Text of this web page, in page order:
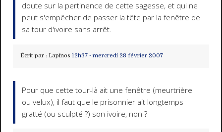
doute sur la pertinence de cette sagesse, et qui ne
peut s'empêcher de passer la tête par la fenêtre de
sa tour d'ivoire sans arrêt.
Écrit par : Lapinos 12h37- mercredi 28 février 2007
Pour que cette tour-là ait une fenêtre (meurtrière
ou velux), il faut que le prisonnier ait longtemps
gratté (ou sculpté ?) son ivoire, non ?